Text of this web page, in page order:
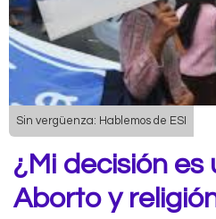
Sin vergüenza: Hablemos de ESI
¿Mi decisión es
Aborto y